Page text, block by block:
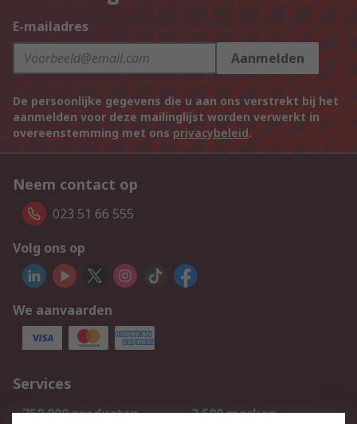
E-mailadres
Aanmelden
De persoonlijke gegevens die u aan ons verstrekt bij het
aanmelden voor deze mailinglijst worden verwerkt in
overeenstemming met ons privacybeleid.
Neem contact op
023 51 66 555
Volg ons op
We aanvaarden
Services
750.000 producten
2.500 merken